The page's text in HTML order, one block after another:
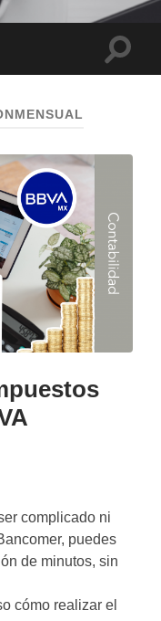
complicado ni
puedes
de minutos, sin
cómo realizar el